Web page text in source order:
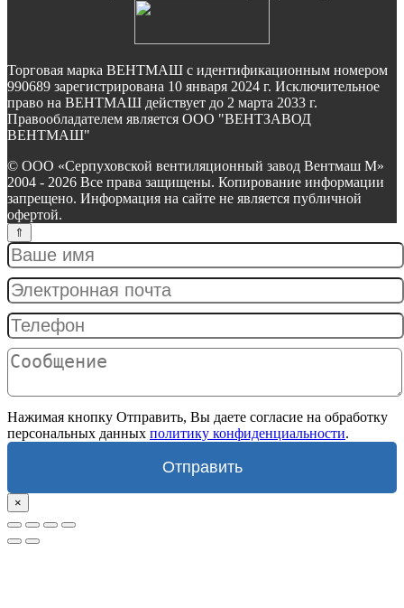
Торговая марка ВЕНТМАШ с идентификационным номером
990689 зарегистрирована 10 января 2024 г. Исключительное
право на ВЕНТМАШ действует до 2 марта 2033 г.
Правообладателем является ООО "ВЕНТЗАВОД
ВЕНТМАШ"
© ООО «Серпуховской вентиляционный завод Вентмаш М»
2004 - 2026 Все права защищены. Копирование информации
запрещено. Информация на сайте не является публичной
офертой.
Нажимая кнопку Отправить, Вы даете согласие на обработку
персональных данных политику конфиденциальности.
Отправить
×